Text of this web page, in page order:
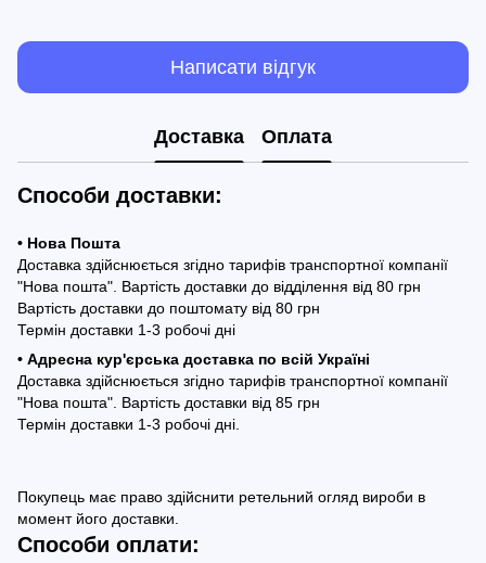
Написати відгук
Доставка Оплата
Способи доставки:
• Нова Пошта
Доставка здійснюється згідно тарифів транспортної компанії
"Нова пошта". Вартість доставки до відділення від 80 грн
Вартість доставки до поштомату від 80 грн
Термін доставки 1-3 робочі дні
• Адресна кур'єрська доставка по всій Україні
Доставка здійснюється згідно тарифів транспортної компанії
"Нова пошта". Вартість доставки від 85 грн
Термін доставки 1-3 робочі дні.
Покупець має право здійснити ретельний огляд вироби в
момент його доставки.
Способи оплати: